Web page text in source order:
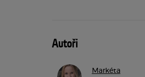
Autoři
Markéta